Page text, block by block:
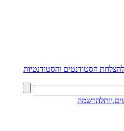
הסטודנטים והסטודנטיות
להרשמה